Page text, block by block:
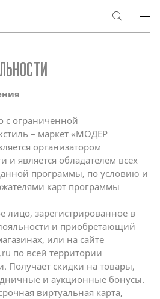
с ограниченной
– маркет «МОДЕР
организатором
и является обладателем всех
программы, по условию и
карт программы
лицо, зарегистрированное в
и приобретающий
или на сайте
по всей территории
Получает скидки на товары,
и аукционные бонусы.
виртуальная карта,